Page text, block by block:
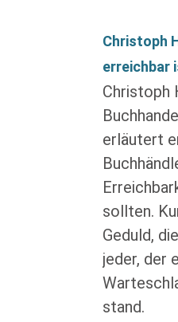
Christoph
erreichbar
Christoph
erläutert
sollten.
Geduld,
jeder, der
stand.